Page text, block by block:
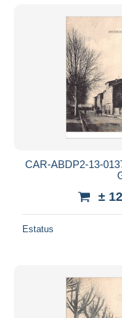
CAR-ABDP2-13-
±
Estatus